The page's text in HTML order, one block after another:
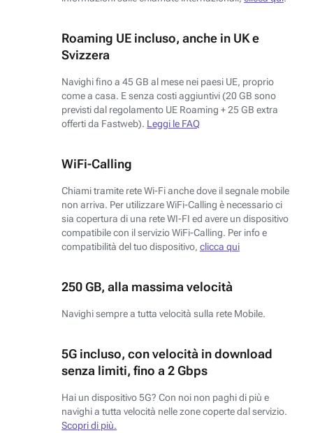
Roaming UE incluso, anche in UK e
Svizzera
Navighi fino a 45 GB al mese nei paesi UE, proprio
come a casa. E senza costi aggiuntivi (20 GB sono
previsti dal regolamento UE Roaming + 25 GB extra
offerti da Fastweb). Leggi le FAQ
WiFi-Calling
Chiami tramite rete Wi-Fi anche dove il segnale mobile
non arriva. Per utilizzare WiFi-Calling è necessario ci
sia copertura di una rete WI-FI ed avere un dispositivo
compatibile con il servizio WiFi-Calling. Per info e
compatibilità del tuo dispositivo, clicca qui
250 GB, alla massima velocità
Navighi sempre a tutta velocità sulla rete Mobile.
5G incluso, con velocità in download
senza limiti, fino a 2 Gbps
Hai un dispositivo 5G? Con noi non paghi di più e
navighi a tutta velocità nelle zone coperte dal servizio.
Scopri di più.